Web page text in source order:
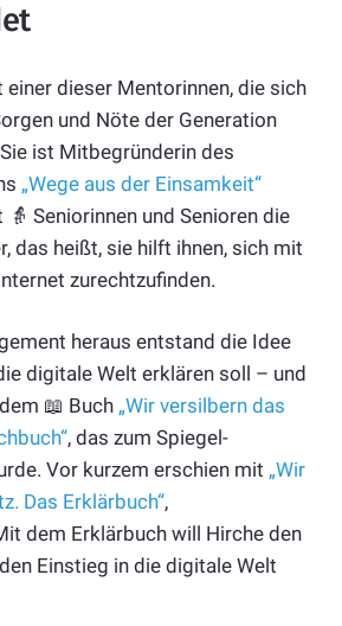
einer dieser Mentorinnen, die sich
und Nöte der Generation
ist Mitbegründerin des
„Wege aus der Einsamkeit“
👵 Seniorinnen und Senioren die
das heißt, sie hilft ihnen, sich mit
zurechtzufinden.
heraus entstand die Idee
digitale Welt erklären soll – und
📖 Buch „Wir versilbern das
, das zum Spiegel-
Vor kurzem erschien mit „Wir
Das Erklärbuch“,
dem Erklärbuch will Hirche den
Einstieg in die digitale Welt